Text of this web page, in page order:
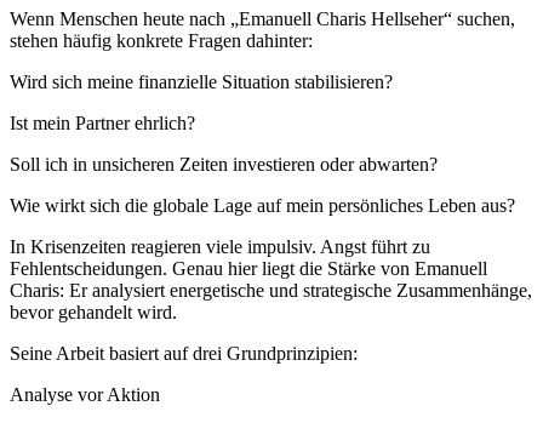
Wenn Menschen heute nach „Emanuell Charis Hellseher“ suchen,
stehen häufig konkrete Fragen dahinter:
Wird sich meine finanzielle Situation stabilisieren?
Ist mein Partner ehrlich?
Soll ich in unsicheren Zeiten investieren oder abwarten?
Wie wirkt sich die globale Lage auf mein persönliches Leben aus?
In Krisenzeiten reagieren viele impulsiv. Angst führt zu
Fehlentscheidungen. Genau hier liegt die Stärke von Emanuell
Charis: Er analysiert energetische und strategische Zusammenhänge,
bevor gehandelt wird.
Seine Arbeit basiert auf drei Grundprinzipien:
Analyse vor Aktion